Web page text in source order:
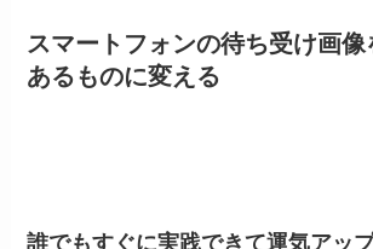
スマートフォンの待ち受け画
あるものに変える
誰でもすぐに実践できて運気アッ